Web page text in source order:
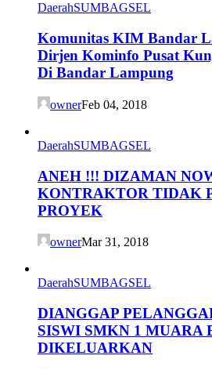
DaerahSUMBAGSEL
Komunitas KIM Bandar
Dirjen Kominfo Pusat
Di Bandar Lampung
ownerFeb 04, 2018
DaerahSUMBAGSEL
ANEH !!! DIZAMAN
KONTRAKTOR TIDAK
PROYEK
ownerMar 31, 2018
DaerahSUMBAGSEL
DIANGGAP
SISWI SMKN 1 MUARA
DIKELUARKAN